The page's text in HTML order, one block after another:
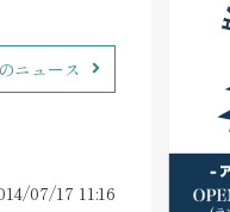
ニュース
07/17 11:16